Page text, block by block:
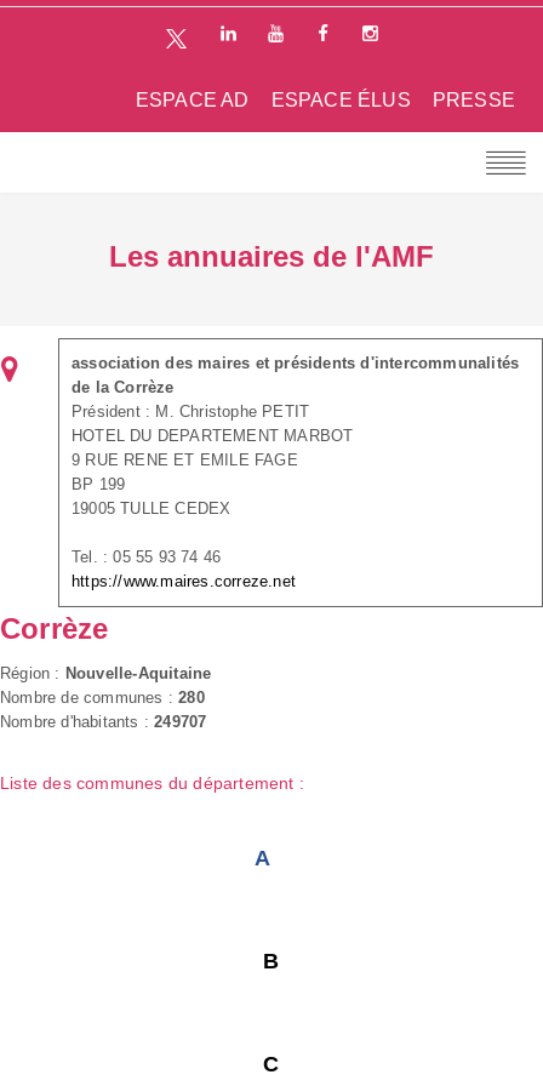
PRESSE
ESPACE ÉLUS
ESPACE AD
Les annuaires de l'AMF
association des maires et présidents d'intercommunalités
de la Corrèze
Président : M. Christophe PETIT
HOTEL DU DEPARTEMENT MARBOT
9 RUE RENE ET EMILE FAGE
BP 199
19005 TULLE CEDEX
Tel. : 05 55 93 74 46
https://www.maires.correze.net
Corrèze
Région : Nouvelle-Aquitaine
Nombre de communes :280
Nombre d'habitants :249707
Liste des communes du département :
A
B
C